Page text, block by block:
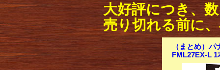
大好評につき、
売り切れる前に
（まとめ）
FML27EX-L